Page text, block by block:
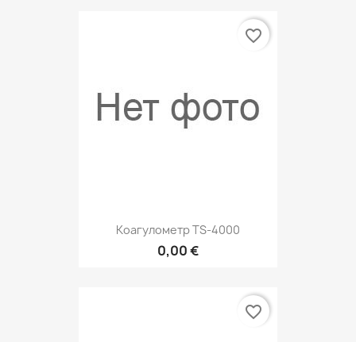
Коагулометр TS-4000
0,00 €
favorite_border
favorite_border